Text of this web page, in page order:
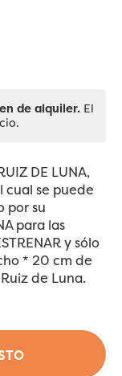
de alquiler. El
DE LUNA,
cual se puede
por su
para las
y sólo
* 20 cm de
de Luna.